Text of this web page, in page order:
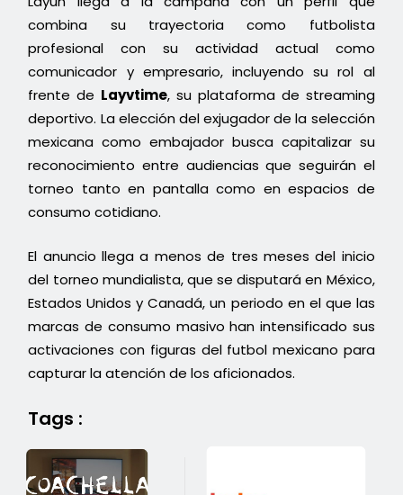
combina su trayectoria como futbolista
profesional con su actividad actual como
comunicador y empresario, incluyendo su rol al
frente de Layvtime, su plataforma de streaming
deportivo. La elección del exjugador de la selección
mexicana como embajador busca capitalizar su
reconocimiento entre audiencias que seguirán el
torneo tanto en pantalla como en espacios de
consumo cotidiano.
El anuncio llega a menos de tres meses del inicio
del torneo mundialista, que se disputará en México,
Estados Unidos y Canadá, un periodo en el que las
marcas de consumo masivo han intensificado sus
activaciones con figuras del futbol mexicano para
capturar la atención de los aficionados.
Tags :